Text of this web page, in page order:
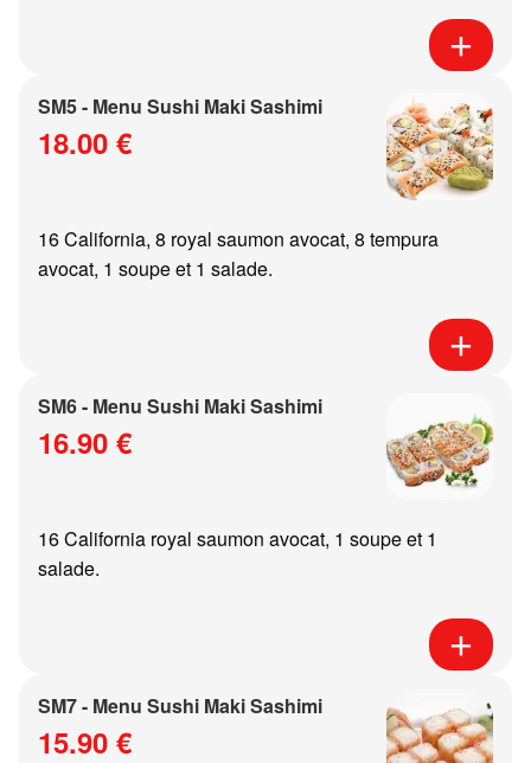
SM5 - Menu Sushi Maki Sashimi
18.00 €
16 California, 8 royal saumon avocat, 8 tempura
avocat, 1 soupe et 1 salade.
SM6 - Menu Sushi Maki Sashimi
16.90 €
16 California royal saumon avocat, 1 soupe et 1
salade.
SM7 - Menu Sushi Maki Sashimi
15.90 €